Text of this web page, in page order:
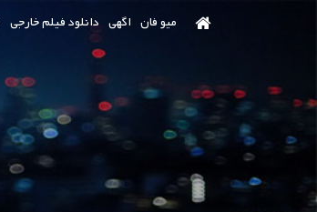
میو فان اگهی دانلود فیلم خارجی